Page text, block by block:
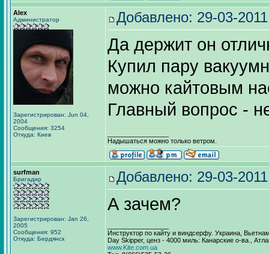
Alex
Администратор
Зарегистрирован: Jun 04,
2004
Сообщения: 3254
Откуда: Киев
Добавлено: 29-03-
Да держит он
Купил пару
можно кайтовым
Главный вопрос -
Надышаться можно только ветром.
surfman
Бригадир
Зарегистрирован: Jan 26,
2005
Сообщения: 952
Откуда: Бердянск
Добавлено: 29-03-
А зачем?
Инструктор по кайту и виндсерфу. Украина,
Day Skipper, ценз - 4000 миль: Канарские о-ва.,
www.Kite.com.ua